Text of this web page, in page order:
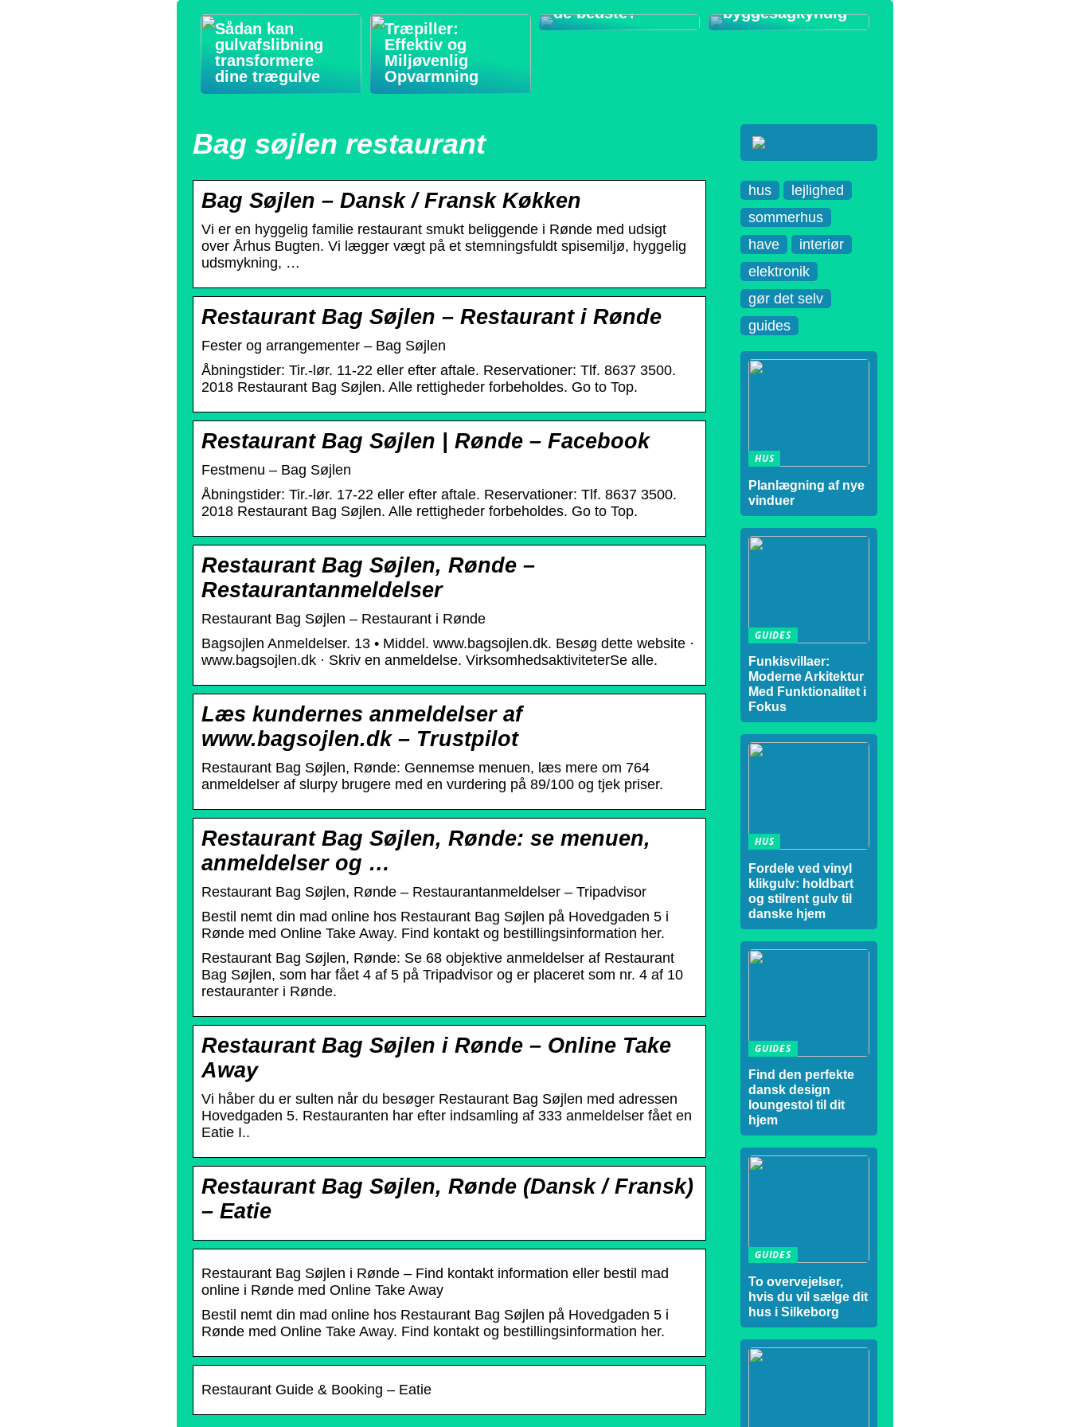
Sådan kan
gulvafslibning
transformere
dine trægulve
Træpiller:
Effektiv og
Miljøvenlig
Opvarmning
de bedste?
byggesagkyndig
Bag søjlen restaurant
Bag Søjlen – Dansk / Fransk Køkken
Vi er en hyggelig familie restaurant smukt beliggende i Rønde med udsigt
over Århus Bugten. Vi lægger vægt på et stemningsfuldt spisemiljø, hyggelig
udsmykning, …
Restaurant Bag Søjlen – Restaurant i Rønde
Fester og arrangementer – Bag Søjlen
Åbningstider: Tir.-lør. 11-22 eller efter aftale. Reservationer: Tlf. 8637 3500.
2018 Restaurant Bag Søjlen. Alle rettigheder forbeholdes. Go to Top.
Restaurant Bag Søjlen | Rønde – Facebook
Festmenu – Bag Søjlen
Åbningstider: Tir.-lør. 17-22 eller efter aftale. Reservationer: Tlf. 8637 3500.
2018 Restaurant Bag Søjlen. Alle rettigheder forbeholdes. Go to Top.
Restaurant Bag Søjlen, Rønde –
Restaurantanmeldelser
Restaurant Bag Søjlen – Restaurant i Rønde
Bagsojlen Anmeldelser. 13 • Middel. www.bagsojlen.dk. Besøg dette website ·
www.bagsojlen.dk · Skriv en anmeldelse. VirksomhedsaktiviteterSe alle.
Læs kundernes anmeldelser af
www.bagsojlen.dk – Trustpilot
Restaurant Bag Søjlen, Rønde: Gennemse menuen, læs mere om 764
anmeldelser af slurpy brugere med en vurdering på 89/100 og tjek priser.
Restaurant Bag Søjlen, Rønde: se menuen,
anmeldelser og …
Restaurant Bag Søjlen, Rønde – Restaurantanmeldelser – Tripadvisor
Bestil nemt din mad online hos Restaurant Bag Søjlen på Hovedgaden 5 i
Rønde med Online Take Away. Find kontakt og bestillingsinformation her.
Restaurant Bag Søjlen, Rønde: Se 68 objektive anmeldelser af Restaurant
Bag Søjlen, som har fået 4 af 5 på Tripadvisor og er placeret som nr. 4 af 10
restauranter i Rønde.
Restaurant Bag Søjlen i Rønde – Online Take
Away
Vi håber du er sulten når du besøger Restaurant Bag Søjlen med adressen
Hovedgaden 5. Restauranten har efter indsamling af 333 anmeldelser fået en
Eatie I..
Restaurant Bag Søjlen, Rønde (Dansk / Fransk)
– Eatie
Restaurant Bag Søjlen i Rønde – Find kontakt information eller bestil mad
online i Rønde med Online Take Away
Bestil nemt din mad online hos Restaurant Bag Søjlen på Hovedgaden 5 i
Rønde med Online Take Away. Find kontakt og bestillingsinformation her.
Restaurant Guide & Booking – Eatie
hus
lejlighed
sommerhus
have
interiør
elektronik
gør det selv
guides
HUS
Planlægning af nye
vinduer
GUIDES
Funkisvillaer:
Moderne Arkitektur
Med Funktionalitet i
Fokus
HUS
Fordele ved vinyl
klikgulv: holdbart
og stilrent gulv til
danske hjem
GUIDES
Find den perfekte
dansk design
loungestol til dit
hjem
GUIDES
To overvejelser,
hvis du vil sælge dit
hus i Silkeborg